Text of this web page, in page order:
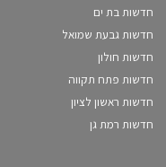
חדשות בת ים
חדשות גבעת שמואל
חדשות חולון
חדשות פתח תקווה
חדשות ראשון לציון
חדשות רמת גן